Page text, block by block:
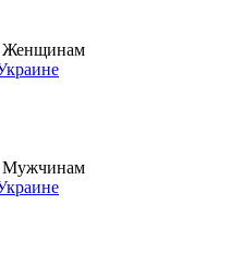
Женщинам
Мужчинам